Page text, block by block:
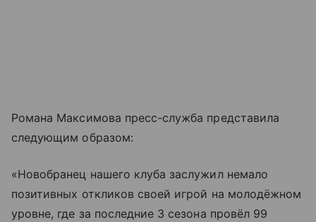
Романа Максимова пресс-служба представила
следующим образом:
«Новобранец нашего клуба заслужил немало
позитивных откликов своей игрой на молодёжном
уровне, где за последние 3 сезона провёл 99